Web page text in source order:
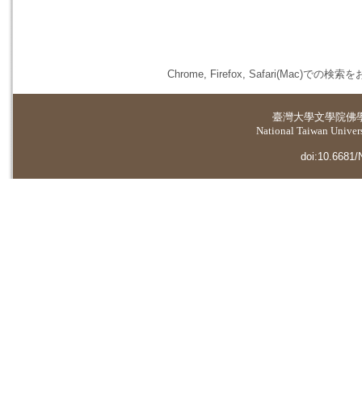
Chrome, Firefox, Safari(Mac)での検索を
臺灣大學文學院佛
National Taiwan
doi:10.6681/